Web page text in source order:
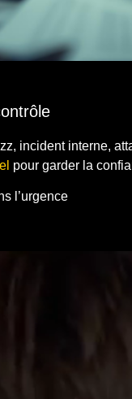
incident interne,
pour garder la
l’urgence